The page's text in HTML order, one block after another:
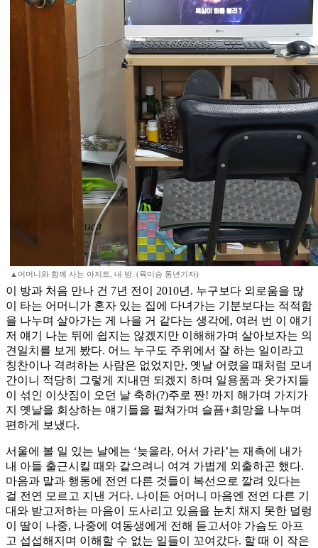
▲어머니와 함께 사는 아지트, 내 방. (육미승 동년기자)
이 방과 처음 만나 건 7년 전이 2010년. 누구보다 외로움을 많
이 타는 어머니가 혼자 있는 집에 다녀가는 기분보다는 적적함
을 나누며 살아가는 게 나을 거 같다는 생각에, 여러 번 이 얘기
저 얘기 나눈 뒤에 쉽지는 않겠지만 이해해가며 살아보자는 의
견일치를 보게 봤다. 어느 누구도 주위에서 잘 하는 일이라고
칭찬이나 격려하는 사람은 없었지만, 옛날 어렸을 때처럼 모녀
간이니 적당히 그렇게 지내면 되겠지 하며 일용품과 옷가지들
이 섞인 이삿짐이 오던 날 축하(?)주로 짠! 까지 해가며 가지가
지 옛날을 회상하는 얘기들을 펼쳐가며 슬픔+희망을 나누며
편하게 보냈다.
서울에 볼 일 있는 날에는 ‘늦을라, 어서 가라’는 재촉에 내가
내 아들 출근시킬 때와 같으려니 여겨 가볍게 외출하곤 했다.
마음과 말과 행동에 전연 다른 것들이 복선으로 깔려 있다는
걸 전연 모르고 지낸 거다. 나이든 어머니 마음엔 전연 다른 기
대와 받고저하는 마음이 도사리고 있음을 눈치 채지 못한 덜렁
이 딸이 나중, 나중에 여동생에게 전해 듣고서야 가슴도 아프
고 섭섭해지며 이해할 수 없는 일들이 꼬여갔다. 할 때 이 작은